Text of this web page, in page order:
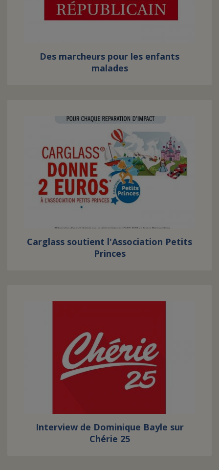
Des marcheurs pour les enfants
malades
Carglass soutient l'Association Petits
Princes
Interview de Dominique Bayle sur
Chérie 25